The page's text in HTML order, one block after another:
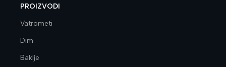
PROIZVODI
Vatrometi
Dim
Baklje